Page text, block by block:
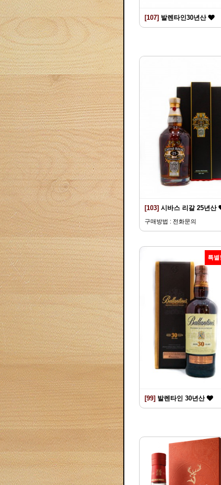
[107] 발렌타인30년산
[103] 시바스 리갈 25년산
구매방법 : 전화문의
특별
[99] 발렌타인 30년산